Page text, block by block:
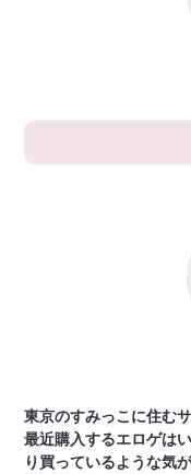
東京のすみっこに住む
最近購入するエロゲは
り買っているような気